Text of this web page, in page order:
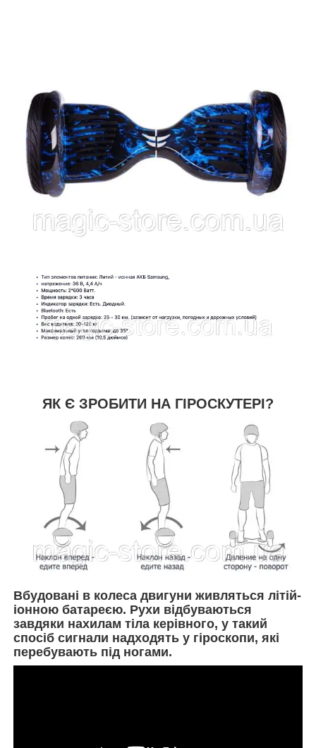
ЯК Є ЗРОБИТИ НА ГІРОСКУТЕРІ?
Вбудовані в колеса двигуни живляться літій-
іонною батареєю. Рухи відбуваються
завдяки нахилам тіла керівного, у такий
спосіб сигнали надходять у гіроскопи, які
перебувають під ногами.